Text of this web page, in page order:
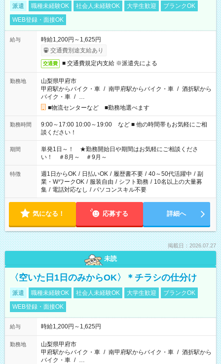
派遣 職種未経験OK 社会人未経験OK 大学生歓迎
ブランクOK
WEB登録・面接OK
給与
時給1,200円～1,625円
交通費別途支給あり
交通費 ■ 交通費規定内支給 ※派遣先による
勤務地
山梨県甲府市
甲府駅からバイク・車 / 南甲府駅からバイク・車 / 酒折駅から
バイク・車 / …
■物流センターなど ■勤務地選べます
勤務時間
9:00～17:00 10:00～19:00 など ■ 他の時間帯もお気軽にご相
談ください！
期間
単発1日～！ ★勤務開始日や期間はお気軽にご相談くださ
い！ ＃8月～ ＃9月～
特徴 週1日からOK / 日払いOK / 履歴書不要 / 40～50代活躍中 / 副
業・WワークOK / 服装自由 / シフト勤務 / 10名以上の大量募
集 / 電話対応なし / パソコンスキル不要
気になる！ 応募する 詳細へ
掲載日：2026.07.27
未読
〈空いた日1日のみからOK〉＊チラシの仕分け
派遣 職種未経験OK 社会人未経験OK 大学生歓迎
ブランクOK
WEB登録・面接OK
給与 時給1,200円～1,625円
勤務地
山梨県甲府市
甲府駅からバイク・車 / 南甲府駅からバイク・車 / 酒折駅から
バイク・車 / …